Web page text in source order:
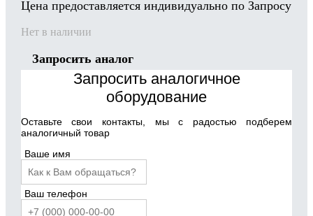
Цена предоставляется индивидуально по Запросу
Нет в наличии
Запросить аналог
Запросить аналогичное
оборудование
Оставьте свои контакты, мы с радостью подберем
аналогичный товар
Ваше имя
Ваш телефон